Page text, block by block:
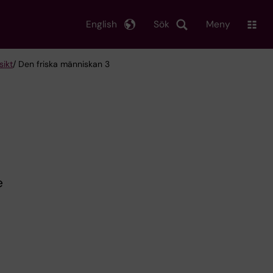
Sök
English Meny
/ Den friska människan 3